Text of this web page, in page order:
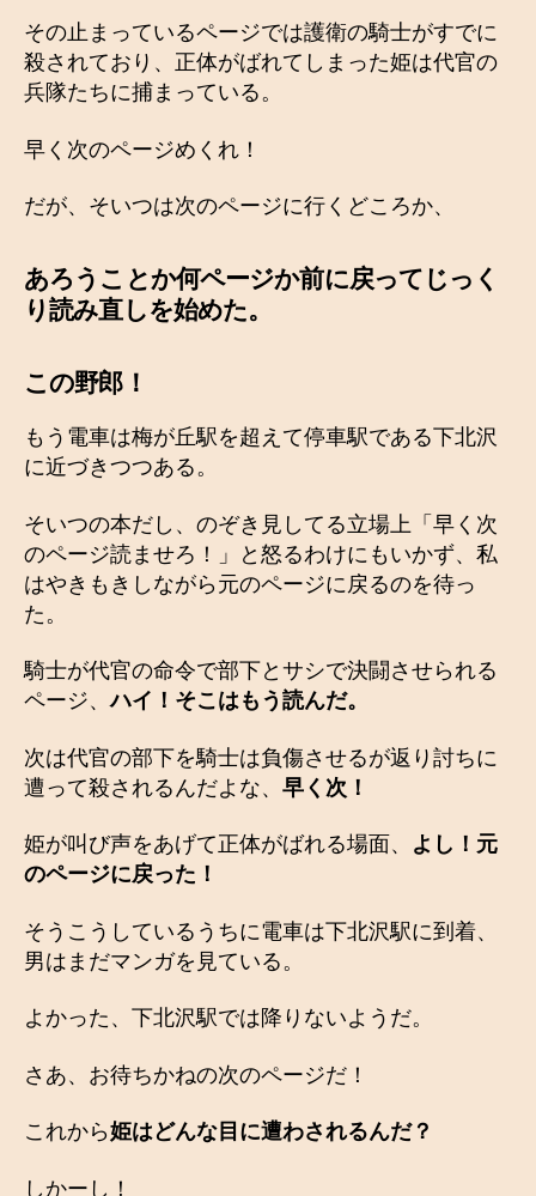
その止まっているページでは護衛の騎士がすでに
殺されており、正体がばれてしまった姫は代官の
兵隊たちに捕まっている。
早く次のページめくれ！
だが、そいつは次のページに行くどころか、
あろうことか何ページか前に戻ってじっく
り読み直しを始めた。
この野郎！
もう電車は梅が丘駅を超えて停車駅である下北沢
に近づきつつある。
そいつの本だし、のぞき見してる立場上「早く次
のページ読ませろ！」と怒るわけにもいかず、私
はやきもきしながら元のページに戻るのを待っ
た。
騎士が代官の命令で部下とサシで決闘させられる
ページ、ハイ！そこはもう読んだ。
次は代官の部下を騎士は負傷させるが返り討ちに
遭って殺されるんだよな、 早く次！
姫が叫び声をあげて正体がばれる場面、 よし！元
のページに戻った！
そうこうしているうちに電車は下北沢駅に到着、
男はまだマンガを見ている。
よかった、下北沢駅では降りないようだ。
さあ、お待ちかねの次のページだ！
これから姫はどんな目に遭わされるんだ？
しかーし！